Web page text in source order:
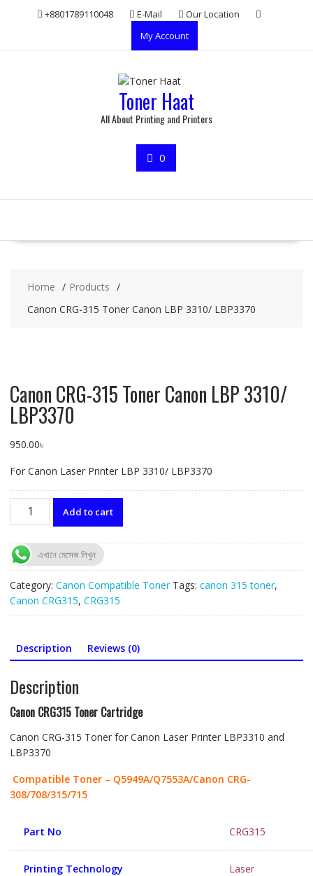
+8801789110048 E-Mail
Our Location
My Account
Toner Haat
All About Printing and Printers
0
Home
Products
Canon CRG-315 Toner Canon LBP 3310/ LBP3370
Canon CRG-315 Toner Canon LBP 3310/
LBP3370
950.00৳
For Canon Laser Printer LBP 3310/ LBP3370
Canon
CRG-
Toner
Canon
LBP
3310/
LBP3370
Add to cart
এখানে মেসেজ লিখুন
Category: Canon Compatible Toner Tags: canon 315 toner,
Canon CRG315, CRG315
Description Reviews (0)
Description
Canon CRG315 Toner Cartridge
Canon CRG-315 Toner for Canon Laser Printer LBP3310 and
LBP3370
Compatible Toner – Q5949A/Q7553A/Canon CRG-
308/708/315/715
Part No CRG315
Printing Technology Laser